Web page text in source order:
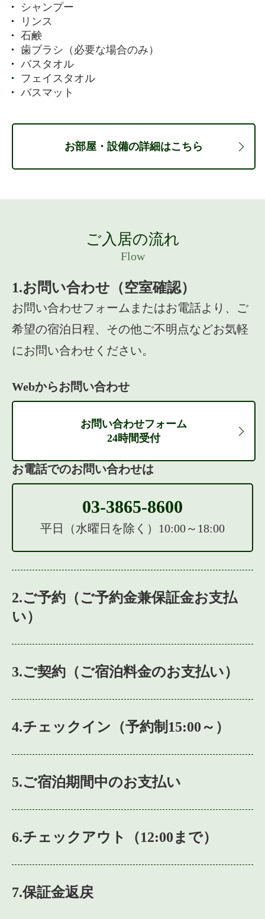
シャンプー
リンス
石鹸
歯ブラシ（必要な場合のみ）
バスタオル
フェイスタオル
バスマット
お部屋・設備の詳細はこちら
ご入居の流れ
Flow
1.お問い合わせ（空室確認）
お問い合わせフォームまたはお電話より、ご
希望の宿泊日程、その他ご不明点などお気軽
にお問い合わせください。
Webからお問い合わせ
お問い合わせフォーム
24時間受付
お電話でのお問い合わせは
03-3865-8600
平日（水曜日を除く）10:00～18:00
2.ご予約（ご予約金兼保証金お支払
い）
3.ご契約（ご宿泊料金のお支払い）
4.チェックイン（予約制15:00～）
5.ご宿泊期間中のお支払い
6.チェックアウト（12:00まで）
7.保証金返戻